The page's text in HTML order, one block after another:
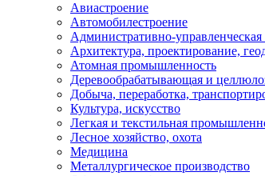
Авиастроение
Автомобилестроение
Административно-управленческая
Архитектура, проектирование,
Атомная промышленность
Деревообрабатывающая и
Добыча, переработка,
Культура, искусство
Легкая и текстильная
Лесное хозяйство, охота
Медицина
Металлургическое производство